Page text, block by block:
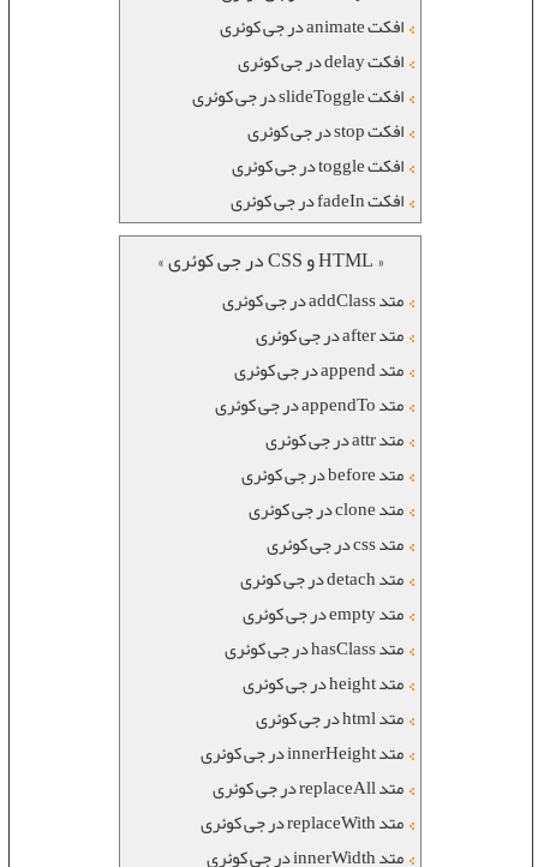
افکت animate در جی کوئری
افکت delay در جی کوئری
افکت slideToggle در جی کوئری
افکت stop در جی کوئری
افکت toggle در جی کوئری
افکت fadeIn در جی کوئری
« HTML و CSS در جی کوئری »
متد addClass در جی کوئری
متد after در جی کوئری
متد append در جی کوئری
متد appendTo در جی کوئری
متد attr در جی کوئری
متد before در جی کوئری
متد clone در جی کوئری
متد css در جی کوئری
متد detach در جی کوئری
متد empty در جی کوئری
متد hasClass در جی کوئری
متد height در جی کوئری
متد html در جی کوئری
متد innerHeight در جی کوئری
متد replaceAll در جی کوئری
متد replaceWith در جی کوئری
متد innerWidth در جی کوئری